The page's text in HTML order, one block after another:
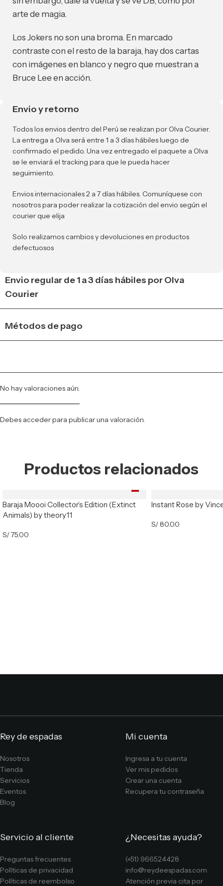
arte de magia.
Los Jokers no son una broma. En marcado
contraste con el resto de la baraja, hay dos cartas
con imágenes en blanco y negro que muestran a
Bruce Lee en acción.
Envio y retorno
Todos los envios dentro del Perú se realizan por Olva Courier.
La entrega a Olva será entre 1 a 3 días hábiles luego de
confirmado el pedido. Una vez entregado el paquete a Olva
se le enviará el tracking para que le pueda hacer
seguimiento.
Envios internacionales 2 a 7 días hábiles. Comuníquese con
nosotros para poder realizar la cotización del envio según el
courier que elija
Solo realizamos cambios y devoluciones en productos
defectuosos
Envio regular de 1 a 3 días hábiles por Olva
Courier
Métodos de pago
No hay valoraciones aún.
Debes accederpara publicar una valoración.
Productos relacionados
Baraja Moooi Collector’s Edition (Extinct
Animals) by theory11
S/75.00
Instant Rose by
S/80.00
Rey de espadas
Nosotros
Tienda
Servicios
Eventos
Blog
Mi cuenta
Ingresa a tu cuenta
Ver mis pedidos
Crear una cuenta
Recupera tu contraseña
Servicio al cliente
Preguntas frecuentes
Políticas de privacidad
Políticas de reembolso
¿Necesitas ayuda?
(+51) 966524428
info@reydeespadas.com
Atención previa cita por